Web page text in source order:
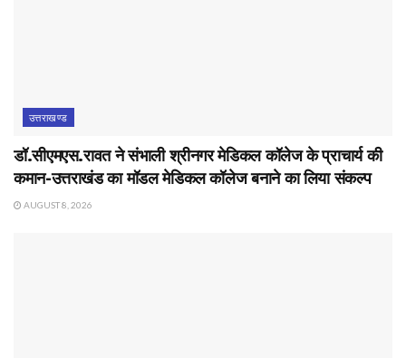
उत्तराखण्ड
डॉ.सीएमएस.रावत ने संभाली श्रीनगर मेडिकल कॉलेज के प्राचार्य की
कमान-उत्तराखंड का मॉडल मेडिकल कॉलेज बनाने का लिया संकल्प
AUGUST 8, 2026